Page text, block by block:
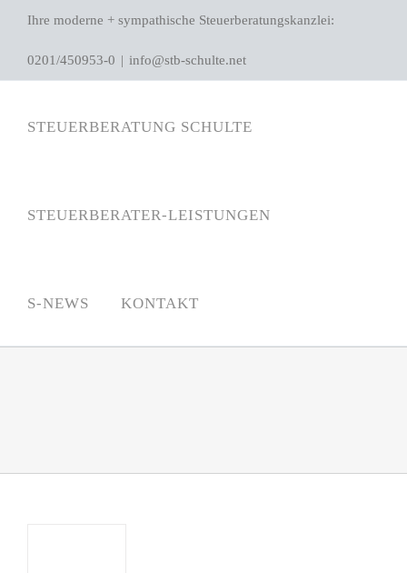
Zum
springen
Ihre moderne + sympathische Steuerberatungskanzlei:
0201/450953-0 | info@stb-schulte.net
STEUERBERATUNG SCHULTE
STEUERBERATER-LEISTUNGEN
S-NEWS KONTAKT